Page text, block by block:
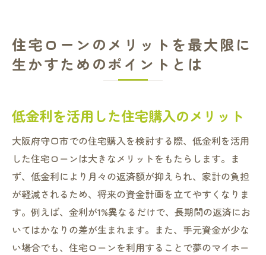
住宅ローンのメリットを最大限に
生かすためのポイントとは
低金利を活用した住宅購入のメリット
大阪府守口市での住宅購入を検討する際、低金利を活用
した住宅ローンは大きなメリットをもたらします。ま
ず、低金利により月々の返済額が抑えられ、家計の負担
が軽減されるため、将来の資金計画を立てやすくなりま
す。例えば、金利が1%異なるだけで、長期間の返済にお
いてはかなりの差が生まれます。また、手元資金が少な
い場合でも、住宅ローンを利用することで夢のマイホー